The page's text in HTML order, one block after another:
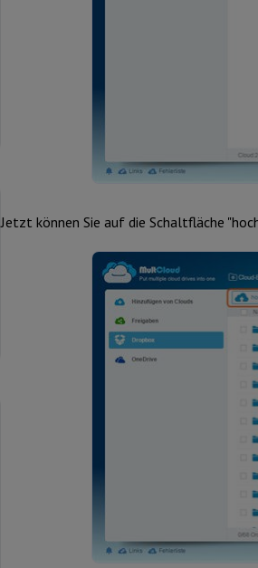
Jetzt können Sie auf die Schaltfläche